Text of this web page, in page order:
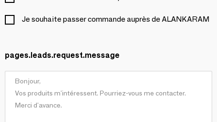
Je souhaite passer commande auprès de ALANKARAM
pages.leads.request.message